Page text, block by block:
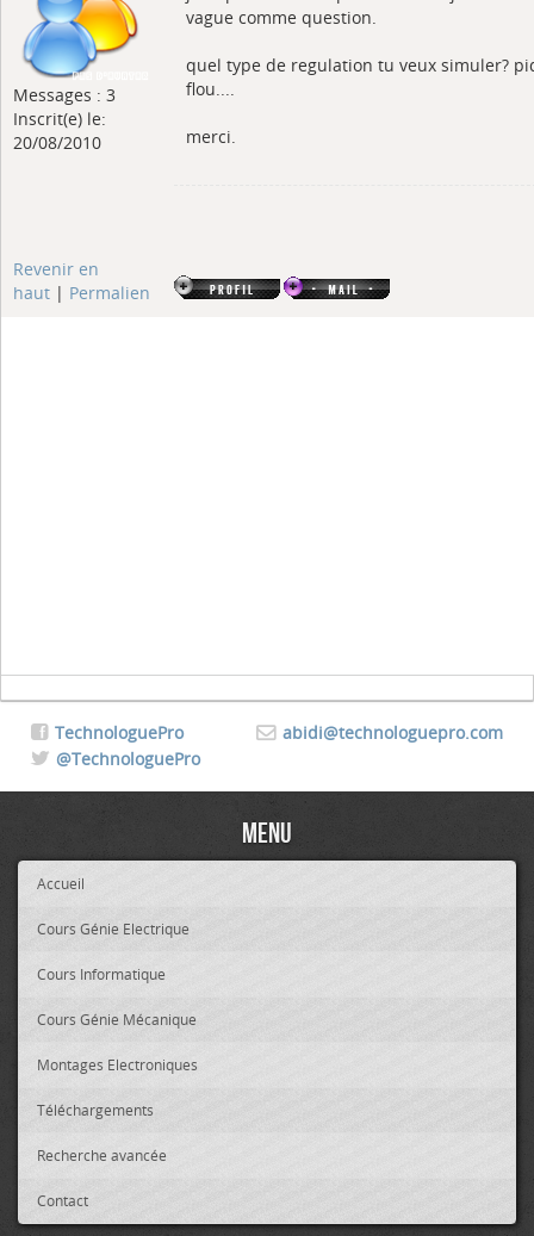
Messages : 3
Inscrit(e) le:
20/08/2010
vague comme question.
quel type de regulation tu veux simuler?
flou....
merci.
Revenir en
haut | Permalien
abidi@technologuepro.com
TechnologuePro
@TechnologuePro
Menu
Accueil
Cours Génie Electrique
Cours Informatique
Cours Génie Mécanique
Montages Electroniques
Téléchargements
Recherche avancée
Contact